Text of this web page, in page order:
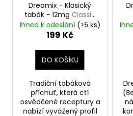
Dreamix - Klasický
tabák - 12mg Classic
Tobacco
Ihned k odeslání (>5 ks)
199 Kč
DO KOŠÍKU
Tradiční tabáková
příchuť, která ctí
osvědčené receptury a
nabízí vyvážený profil